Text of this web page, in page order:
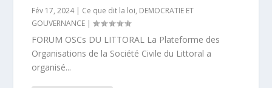
Fév 17, 2024| Ce que dit la loi, DEMOCRATIE ET
GOUVERNANCE |
FORUM OSCs DU LITTORAL La Plateforme des
Organisations de la Société Civile du Littoral a
organisé...